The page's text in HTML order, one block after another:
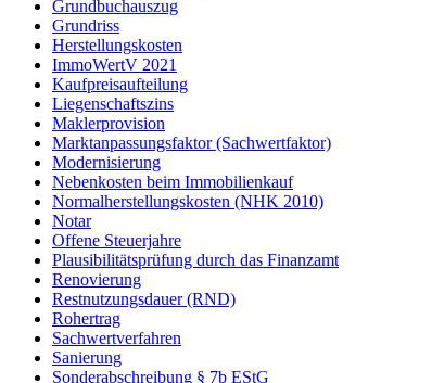
Grundbuchauszug
Grundriss
Herstellungskosten
ImmoWertV 2021
Kaufpreisaufteilung
Liegenschaftszins
Maklerprovision
Marktanpassungsfaktor (Sachwertfaktor)
Modernisierung
Nebenkosten beim Immobilienkauf
Normalherstellungskosten (NHK 2010)
Notar
Offene Steuerjahre
Plausibilitätsprüfung durch das Finanzamt
Renovierung
Restnutzungsdauer (RND)
Rohertrag
Sachwertverfahren
Sanierung
Sonderabschreibung § 7b EStG